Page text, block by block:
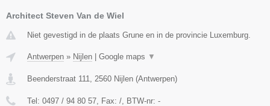
Architect Steven Van de Wiel
Niet gevestigd in de plaats Grune en in de provincie Luxemburg.
Antwerpen » Nijlen Google maps ▼
Beenderstraat 111 2560 Nijlen (Antwerpen)
Tel: 0497 / 94 80 57 , Fax: / , BTW-nr: -